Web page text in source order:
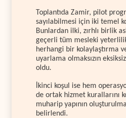
Toplantıda Zamir, pilot
sayılabilmesi için iki temel
Bunlardan ilki, zırhlı birlik
geçerli tüm mesleki
herhangi bir kolaylaştırma
uyarlama olmaksızın
oldu.
İkinci koşul ise hem
de ortak hizmet kurallarını
muharip yapının
belirlendi.